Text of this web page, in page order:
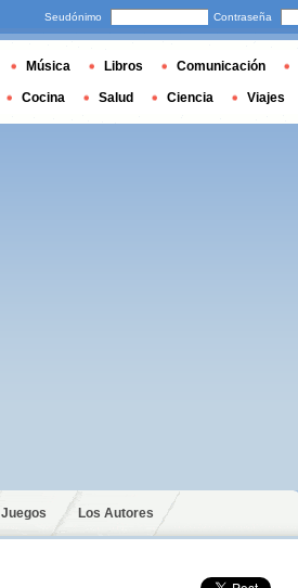
Juegos Los Autores
Seudónimo Contraseña
Música Libros Comunicación
Cocina Salud Ciencia Viajes